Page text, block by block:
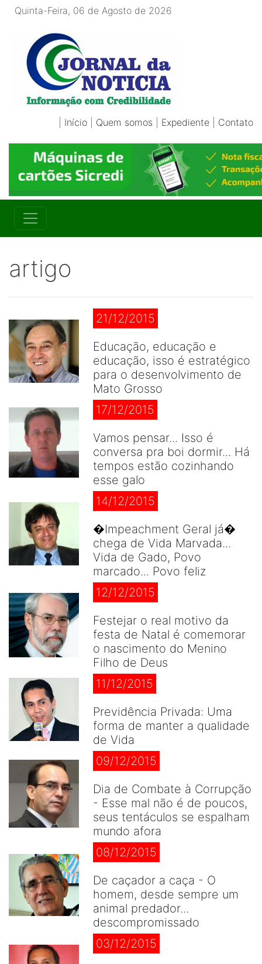
Quinta-Feira, 06 de Agosto de 2026
Início Quem somos Expediente Contato
artigo
21/12/2015
Educação, educação e
educação, isso é estratégico
para o desenvolvimento de
Mato Grosso
17/12/2015
Vamos pensar... Isso é
conversa pra boi dormir... Há
tempos estão cozinhando
esse galo
14/12/2015
�Impeachment Geral já�
chega de Vida Marvada...
Vida de Gado, Povo
marcado... Povo feliz
12/12/2015
Festejar o real motivo da
festa de Natal é comemorar
o nascimento do Menino
Filho de Deus
11/12/2015
Previdência Privada: Uma
forma de manter a qualidade
de Vida
09/12/2015
Dia de Combate à Corrupção
- Esse mal não é de poucos,
seus tentáculos se espalham
mundo afora
08/12/2015
De caçador a caça - O
homem, desde sempre um
animal predador...
descompromissado
03/12/2015